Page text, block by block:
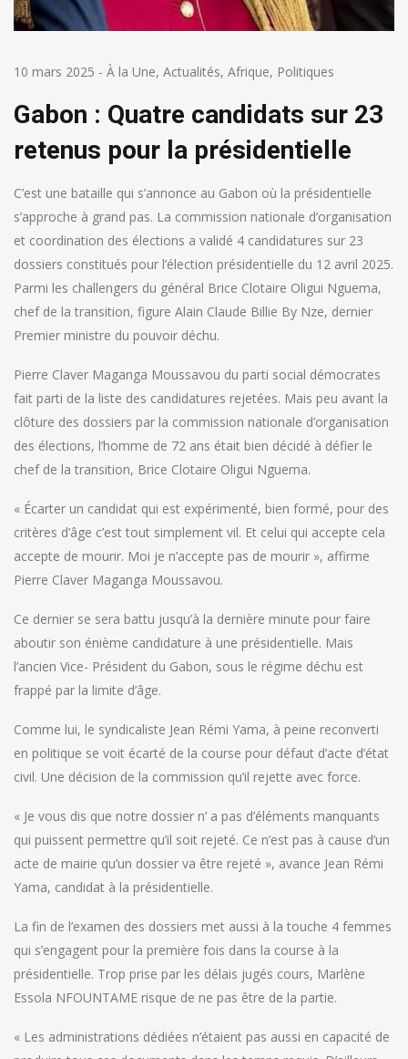
10 mars 2025 - À la Une, Actualités, Afrique, Politiques
Gabon : Quatre candidats sur 23
retenus pour la présidentielle
C’est une bataille qui s’annonce au Gabon où la présidentielle
s’approche à grand pas. La commission nationale d’organisation
et coordination des élections a validé 4 candidatures sur 23
dossiers constitués pour l’élection présidentielle du 12 avril 2025.
Parmi les challengers du général Brice Clotaire Oligui Nguema,
chef de la transition, figure Alain Claude Billie By Nze, dernier
Premier ministre du pouvoir déchu.
Pierre Claver Maganga Moussavou du parti social démocrates
fait parti de la liste des candidatures rejetées. Mais peu avant la
clôture des dossiers par la commission nationale d’organisation
des élections, l’homme de 72 ans était bien décidé à défier le
chef de la transition, Brice Clotaire Oligui Nguema.
« Écarter un candidat qui est expérimenté, bien formé, pour des
critères d’âge c’est tout simplement vil. Et celui qui accepte cela
accepte de mourir. Moi je n’accepte pas de mourir », affirme
Pierre Claver Maganga Moussavou.
Ce dernier se sera battu jusqu’à la dernière minute pour faire
aboutir son énième candidature à une présidentielle. Mais
l’ancien Vice- Président du Gabon, sous le régime déchu est
frappé par la limite d’âge.
Comme lui, le syndicaliste Jean Rémi Yama, à peine reconverti
en politique se voit écarté de la course pour défaut d’acte d’état
civil. Une décision de la commission qu’il rejette avec force.
« Je vous dis que notre dossier n’ a pas d’éléments manquants
qui puissent permettre qu’il soit rejeté. Ce n’est pas à cause d’un
acte de mairie qu’un dossier va être rejeté », avance Jean Rémi
Yama, candidat à la présidentielle.
La fin de l’examen des dossiers met aussi à la touche 4 femmes
qui s’engagent pour la première fois dans la course à la
présidentielle. Trop prise par les délais jugés cours, Marlène
Essola NFOUNTAME risque de ne pas être de la partie.
« Les administrations dédiées n’étaient pas aussi en capacité de